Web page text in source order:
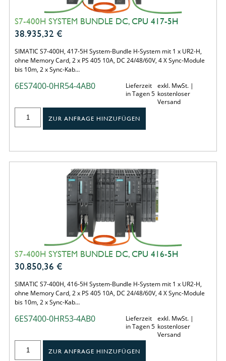
S7-400H SYSTEM BUNDLE DC, CPU 417-5H
38.935,32 €
SIMATIC S7-400H, 417-5H System-Bundle H-System mit 1 x UR2-H,
ohne Memory Card, 2 x PS 405 10A, DC 24/48/60V, 4 X Sync-Module
bis 10m, 2 x Sync-Kab…
6ES7400-0HR54-4AB0
Lieferzeit
in Tagen 5
exkl. MwSt. |
kostenloser
Versand
ZUR ANFRAGE HINZUFÜGEN
S7-400H SYSTEM BUNDLE DC, CPU 416-5H
30.850,36 €
SIMATIC S7-400H, 416-5H System-Bundle H-System mit 1 x UR2-H,
ohne Memory Card, 2 x PS 405 10A, DC 24/48/60V, 4 X Sync-Module
bis 10m, 2 x Sync-Kab…
6ES7400-0HR53-4AB0
Lieferzeit
in Tagen 5
exkl. MwSt. |
kostenloser
Versand
ZUR ANFRAGE HINZUFÜGEN